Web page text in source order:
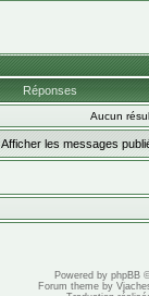
Réponses
Aucun
Afficher les messages
Powered by phpBB©
Forum theme by